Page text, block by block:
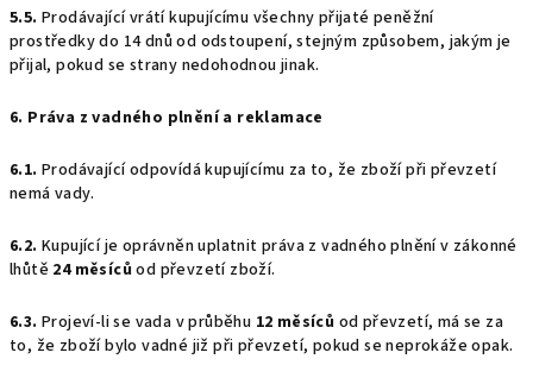
5.5. Prodávající vrátí kupujícímu všechny přijaté peněžní
prostředky do 14 dnů od odstoupení, stejným způsobem, jakým je
přijal, pokud se strany nedohodnou jinak.
6. Práva z vadného plnění a reklamace
6.1. Prodávající odpovídá kupujícímu za to, že zboží při převzetí
nemá vady.
6.2. Kupující je oprávněn uplatnit práva z vadného plnění v zákonné
lhůtě 24 měsíců od převzetí zboží.
6.3. Projeví-li se vada v průběhu 12 měsíců od převzetí, má se za
to, že zboží bylo vadné již při převzetí, pokud se neprokáže opak.